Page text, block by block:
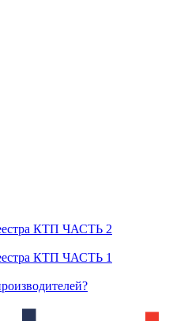
КТП ЧАСТЬ 2
КТП ЧАСТЬ 1